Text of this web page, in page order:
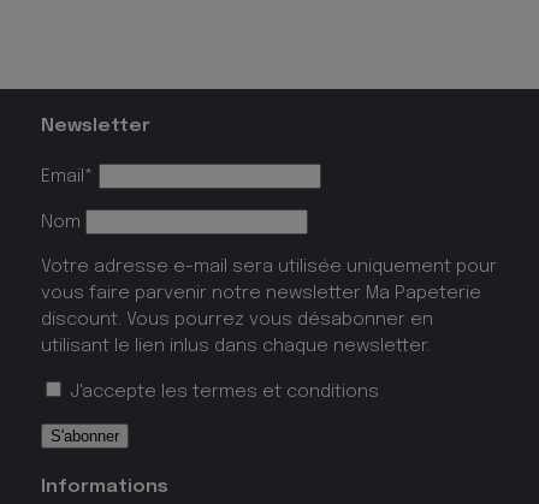
Newsletter
Email*
Nom
Votre adresse e-mail sera utilisée uniquement pour
vous faire parvenir notre newsletter Ma Papeterie
discount. Vous pourrez vous désabonner en
utilisant le lien inlus dans chaque newsletter.
J'accepte les termes et conditions
Informations